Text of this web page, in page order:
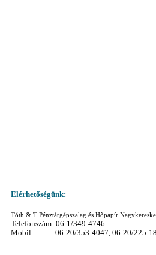
Elérhetőségünk:
Tóth & T Pénztárgépszalag és Hőpapír
Telefonszám: 06-1/349-4746
Mobil: 06-20/353-4047, 06-20/225-